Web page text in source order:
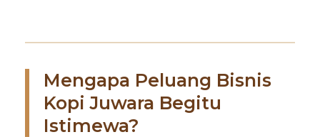
Mengapa Peluang Bisnis
Kopi Juwara Begitu
Istimewa?